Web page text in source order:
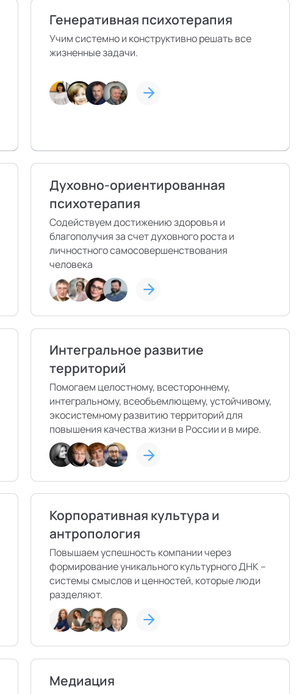
Генеративная психотерапия
Учим системно и конструктивно решать все
жизненные задачи.
Духовно-ориентированная
психотерапия
Содействуем достижению здоровья и
благополучия за счет духовного роста и
личностного самосовершенствования
человека
Интегральное развитие
территорий
Помогаем целостному, всестороннему,
интегральному, всеобъемлющему, устойчивому,
экосистемному развитию территорий для
повышения качества жизни в России и в мире.
Корпоративная культура и
антропология
Повышаем успешность компании через
формирование уникального культурного ДНК –
системы смыслов и ценностей, которые люди
разделяют.
Медиация